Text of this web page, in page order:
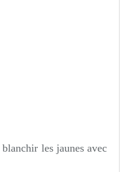
les jaunes avec